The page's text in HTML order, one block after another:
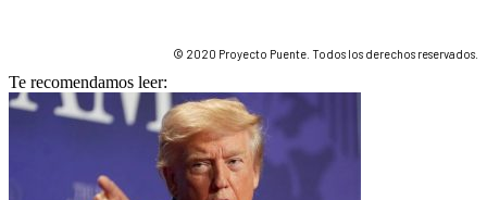
© 2020 Proyecto Puente. Todos los derechos reservados.
Te recomendamos leer: